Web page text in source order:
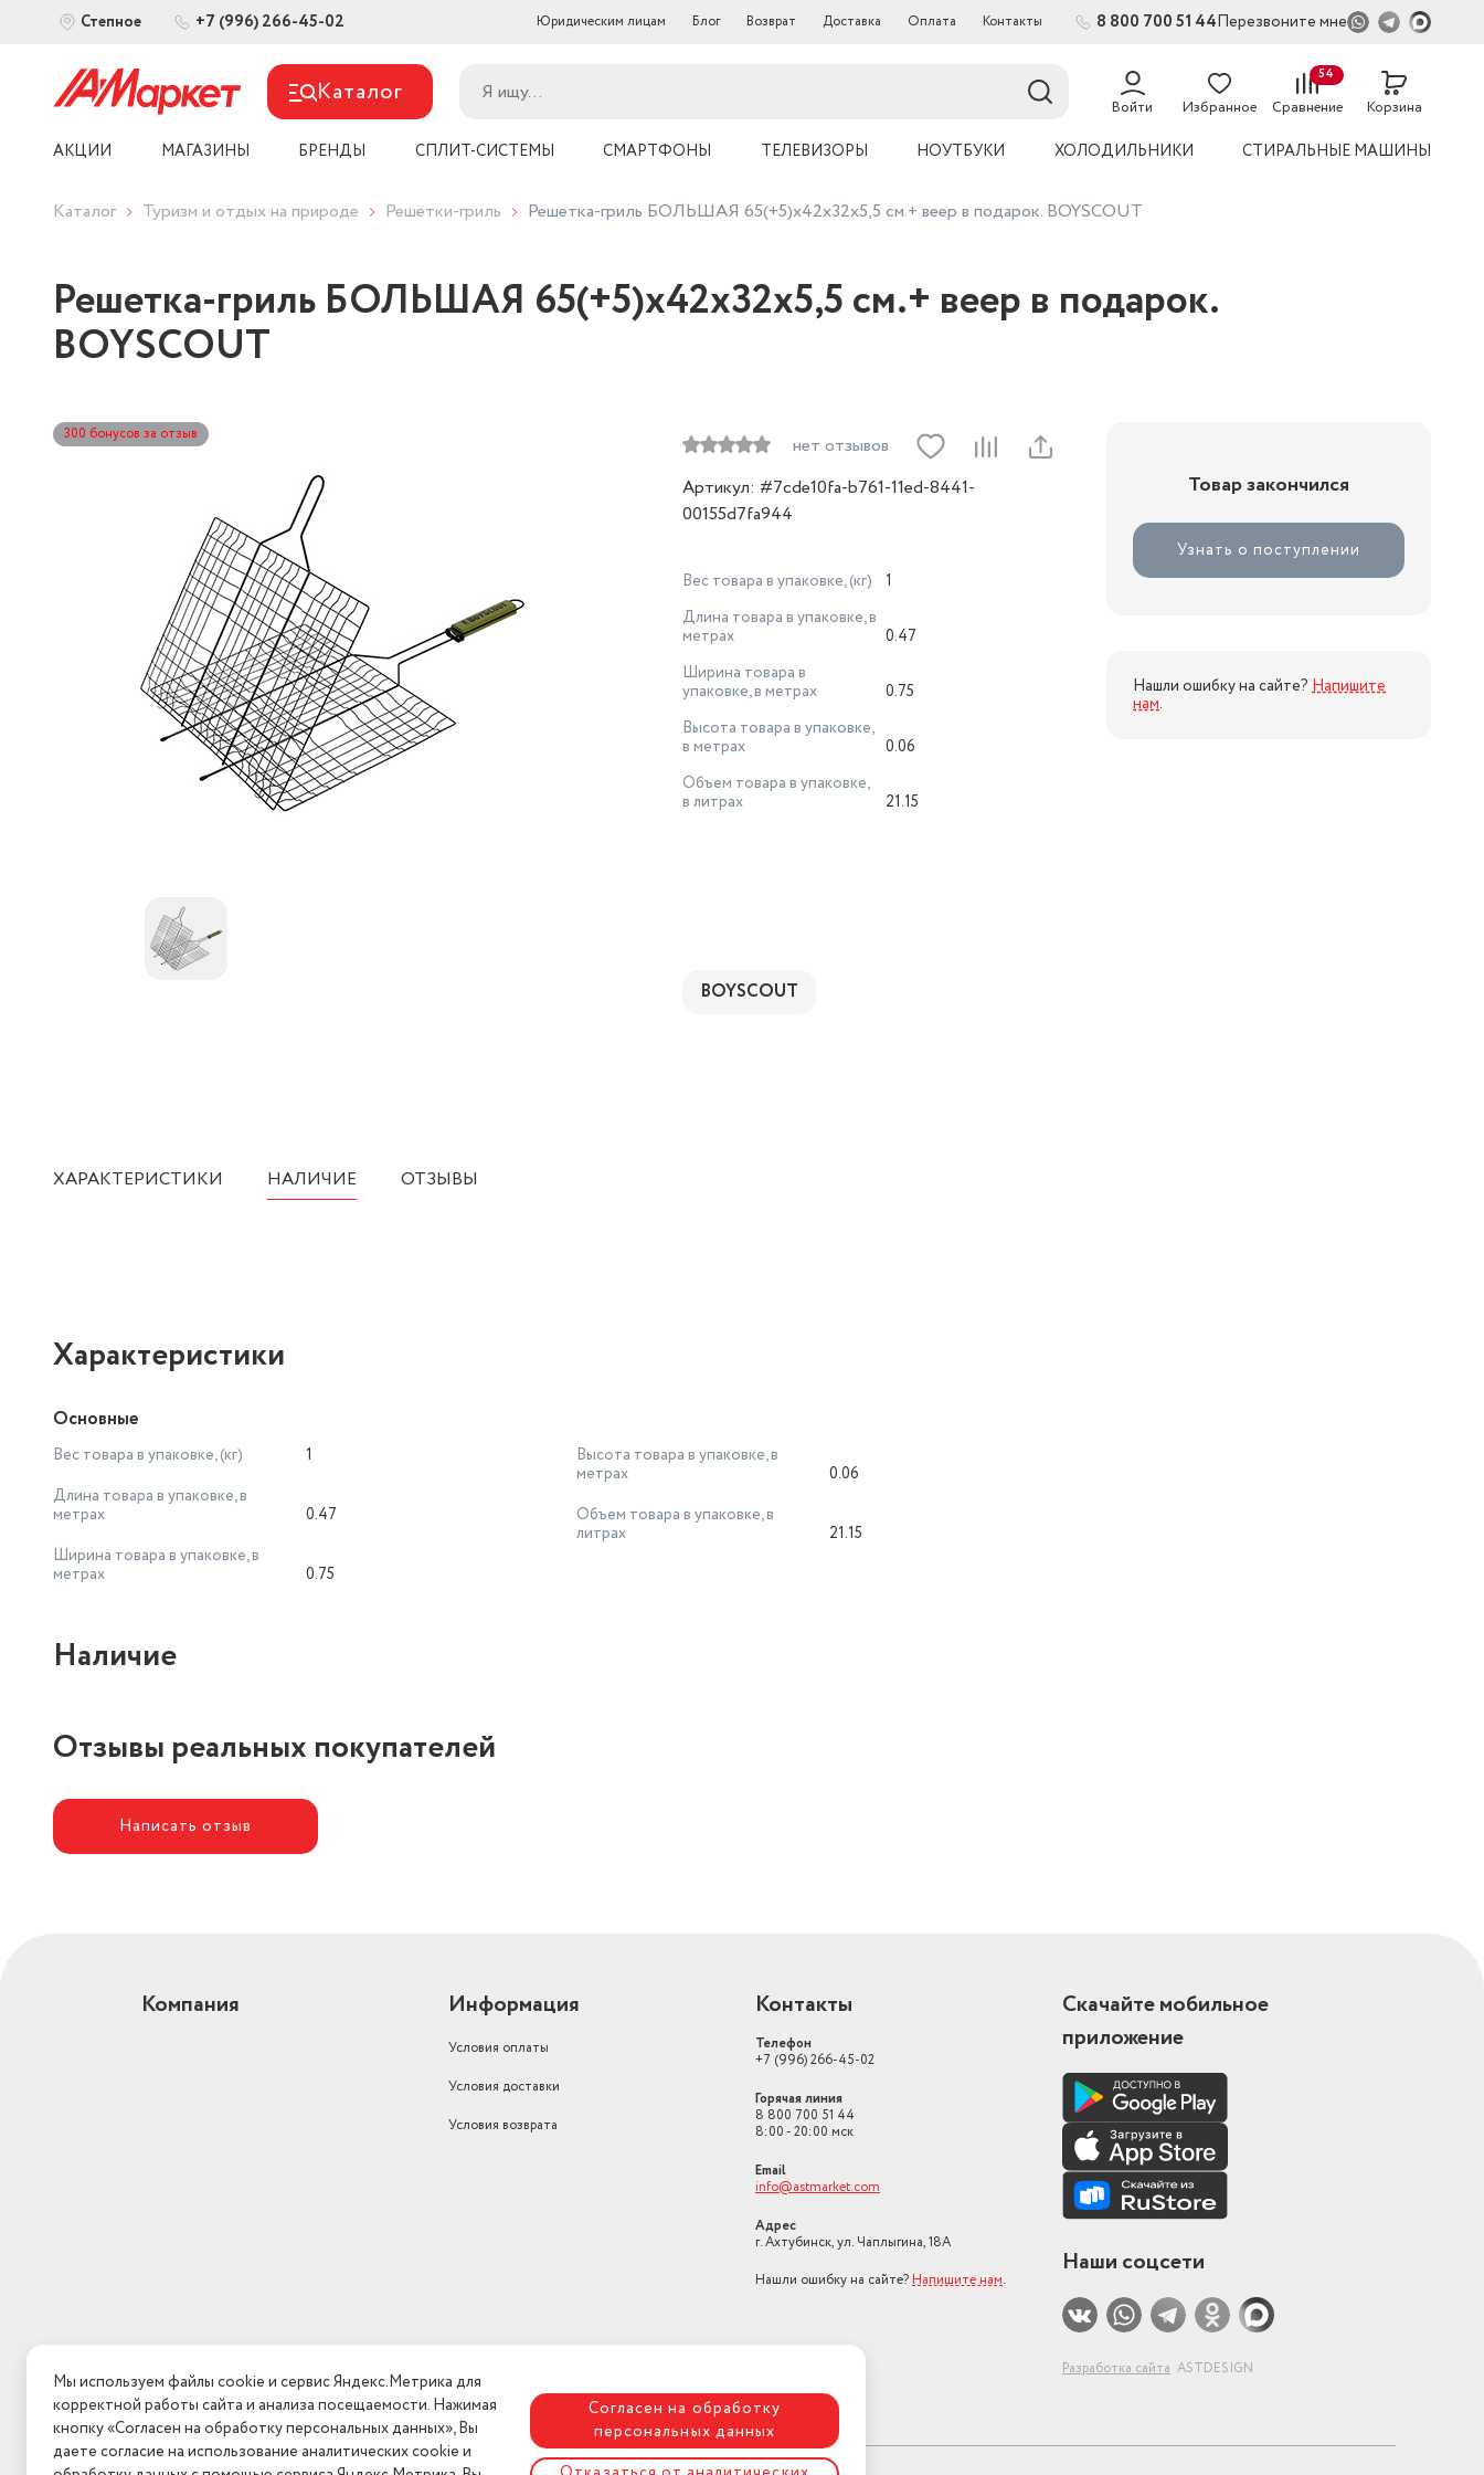
Степное +7 (996) 266-45-02 Юридическим лицам Блог Возврат Доставка Оплата Контакты 8 800 700 51 44Перезвоните мне
Каталог Войти Избранное Сравнение
54
Корзина
АКЦИИ МАГАЗИНЫ БРЕНДЫ СПЛИТ-СИСТЕМЫ СМАРТФОНЫ ТЕЛЕВИЗОРЫ НОУТБУКИ ХОЛОДИЛЬНИКИ СТИРАЛЬНЫЕ МАШИНЫ
Каталог Туризм и отдых на природе Решётки-гриль Решетка-гриль БОЛЬШАЯ 65(+5)x42x32x5,5 cм.+ веер в подарок. BOYSCOUT
Решетка-гриль БОЛЬШАЯ 65(+5)x42x32x5,5 cм.+ веер в подарок.
BOYSCOUT
300 бонусов за отзыв
нет отзывов
Артикул: #7cde10fa-b761-11ed-8441-
00155d7fa944
Вес товара в упаковке, (кг)
1
Длина товара в упаковке, в
метрах
0.47
Ширина товара в
упаковке, в метрах
0.75
Высота товара в упаковке,
в метрах
0.06
Объем товара в упаковке,
в литрах
21.15
BOYSCOUT
Товар закончился
Узнать о поступлении
Нашли ошибку на сайте? Напишите
нам.
ХАРАКТЕРИСТИКИ НАЛИЧИЕ ОТЗЫВЫ
Характеристики
Основные
Вес товара в упаковке, (кг)
1
Длина товара в упаковке, в
метрах
0.47
Ширина товара в упаковке, в
метрах
0.75
Высота товара в упаковке, в
метрах
0.06
Объем товара в упаковке, в
литрах
21.15
Наличие
Отзывы реальных покупателей
Написать отзыв
Компания Информация
Условия оплаты
Условия доставки
Условия возврата
Контакты
Телефон
+7 (996) 266-45-02
Горячая линия
8 800 700 51 44
8:00 - 20:00 мск
Email
info@astmarket.com
Адрес
г. Ахтубинск, ул. Чаплыгина, 18А
Нашли ошибку на сайте? Напишите нам.
Скачайте мобильное
приложение
Наши соцсети
Разработка сайта ASTDESIGN
Мы используем файлы cookie и сервис Яндекс.Метрика для
корректной работы сайта и анализа посещаемости. Нажимая
кнопку «Согласен на обработку персональных данных», Вы
даете согласие на использование аналитических cookie и
Согласен на обработку
персональных данных